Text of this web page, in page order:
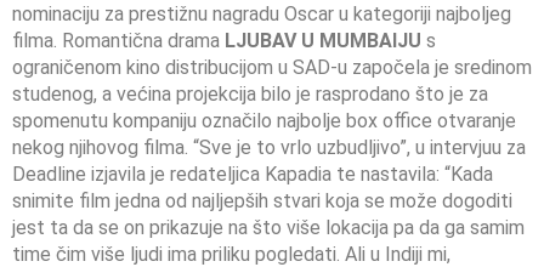
nominaciju za prestižnu nagradu Oscar u kategoriji najboljeg
filma. Romantična drama LJUBAV U MUMBAIJU s
ograničenom kino distribucijom u SAD-u započela je sredinom
studenog, a većina projekcija bilo je rasprodano što je za
spomenutu kompaniju označilo najbolje box office otvaranje
nekog njihovog filma. “Sve je to vrlo uzbudljivo”, u intervjuu za
Deadline izjavila je redateljica Kapadia te nastavila: “Kada
snimite film jedna od najljepših stvari koja se može dogoditi
jest ta da se on prikazuje na što više lokacija pa da ga samim
time čim više ljudi ima priliku pogledati. Ali u Indiji mi,